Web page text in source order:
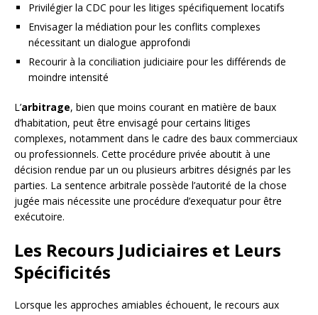
Privilégier la CDC pour les litiges spécifiquement locatifs
Envisager la médiation pour les conflits complexes
nécessitant un dialogue approfondi
Recourir à la conciliation judiciaire pour les différends de
moindre intensité
L’arbitrage, bien que moins courant en matière de baux
d’habitation, peut être envisagé pour certains litiges
complexes, notamment dans le cadre des baux commerciaux
ou professionnels. Cette procédure privée aboutit à une
décision rendue par un ou plusieurs arbitres désignés par les
parties. La sentence arbitrale possède l’autorité de la chose
jugée mais nécessite une procédure d’exequatur pour être
exécutoire.
Les Recours Judiciaires et Leurs
Spécificités
Lorsque les approches amiables échouent, le recours aux